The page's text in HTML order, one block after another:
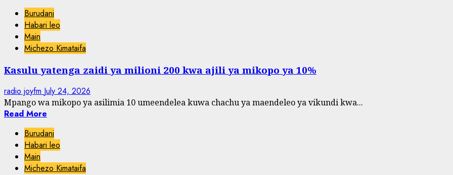
Burudani
Habari leo
Main
Michezo Kimataifa
Kasulu yatenga zaidi ya milioni 200 kwa ajili ya mikopo ya 10%
radio joyfm July 24, 2026
Mpango wa mikopo ya asilimia 10 umeendelea kuwa chachu ya maendeleo ya vikundi kwa...
Read More
Burudani
Habari leo
Main
Michezo Kimataifa